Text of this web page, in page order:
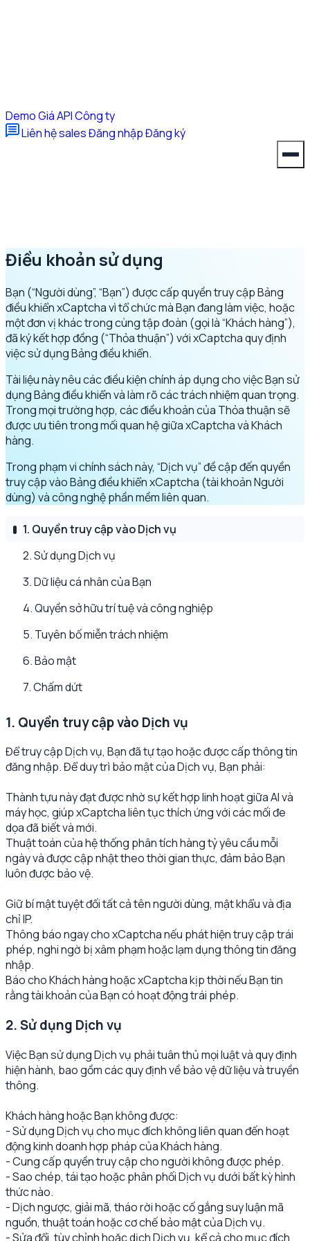
DemoGiáAPICông ty
Liên hệ salesĐăng nhậpĐăng ký
Điều khoản sử dụng
Bạn (“Người dùng”, “Bạn”) được cấp quyền truy cập Bảng
điều khiển xCaptcha vì tổ chức mà Bạn đang làm việc, hoặc
một đơn vị khác trong cùng tập đoàn (gọi là “Khách hàng”),
đã ký kết hợp đồng (“Thỏa thuận”) với xCaptcha quy định
việc sử dụng Bảng điều khiển.
Tài liệu này nêu các điều kiện chính áp dụng cho việc Bạn sử
dụng Bảng điều khiển và làm rõ các trách nhiệm quan trọng.
Trong mọi trường hợp, các điều khoản của Thỏa thuận sẽ
được ưu tiên trong mối quan hệ giữa xCaptcha và Khách
hàng.
Trong phạm vi chính sách này, “Dịch vụ” đề cập đến quyền
truy cập vào Bảng điều khiển xCaptcha (tài khoản Người
dùng) và công nghệ phần mềm liên quan.
1. Quyền truy cập vào Dịch vụ
2. Sử dụng Dịch vụ
3. Dữ liệu cá nhân của Bạn
4. Quyền sở hữu trí tuệ và công nghiệp
5. Tuyên bố miễn trách nhiệm
6. Bảo mật
7. Chấm dứt
1. Quyền truy cập vào Dịch vụ
Để truy cập Dịch vụ, Bạn đã tự tạo hoặc được cấp thông tin
đăng nhập. Để duy trì bảo mật của Dịch vụ, Bạn phải:
Thành tựu này đạt được nhờ sự kết hợp linh hoạt giữa AI và
máy học, giúp xCaptcha liên tục thích ứng với các mối đe
dọa đã biết và mới.
Thuật toán của hệ thống phân tích hàng tỷ yêu cầu mỗi
ngày và được cập nhật theo thời gian thực, đảm bảo Bạn
luôn được bảo vệ.
Giữ bí mật tuyệt đối tất cả tên người dùng, mật khẩu và địa
chỉ IP.
Thông báo ngay cho xCaptcha nếu phát hiện truy cập trái
phép, nghi ngờ bị xâm phạm hoặc lạm dụng thông tin đăng
nhập.
Báo cho Khách hàng hoặc xCaptcha kịp thời nếu Bạn tin
rằng tài khoản của Bạn có hoạt động trái phép.
2. Sử dụng Dịch vụ
Việc Bạn sử dụng Dịch vụ phải tuân thủ mọi luật và quy định
hiện hành, bao gồm các quy định về bảo vệ dữ liệu và truyền
thông.
Khách hàng hoặc Bạn không được:
- Sử dụng Dịch vụ cho mục đích không liên quan đến hoạt
động kinh doanh hợp pháp của Khách hàng.
- Cung cấp quyền truy cập cho người không được phép.
- Sao chép, tái tạo hoặc phân phối Dịch vụ dưới bất kỳ hình
thức nào.
- Dịch ngược, giải mã, tháo rời hoặc cố gắng suy luận mã
nguồn, thuật toán hoặc cơ chế bảo mật của Dịch vụ.
- Sửa đổi, tùy chỉnh hoặc dịch Dịch vụ, kể cả cho mục đích